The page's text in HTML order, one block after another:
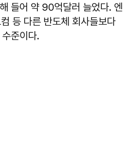
들어 약 90억달러 늘었다. 엔
등 다른 반도체 회사들보다
준이다.